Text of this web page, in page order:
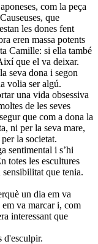
com la peça
que
les dones fent
eren massa potents
Camille: si ella també
que el va deixar.
seva dona i segon
volia ser algú.
una vida obsessiva
de les seves
que com a dona la
ni per la seva mare,
la societat.
sentimental i s’hi
totes les escultures
que tenia.
un dia em va
va marcar i, com
interessant que
d'esculpir.